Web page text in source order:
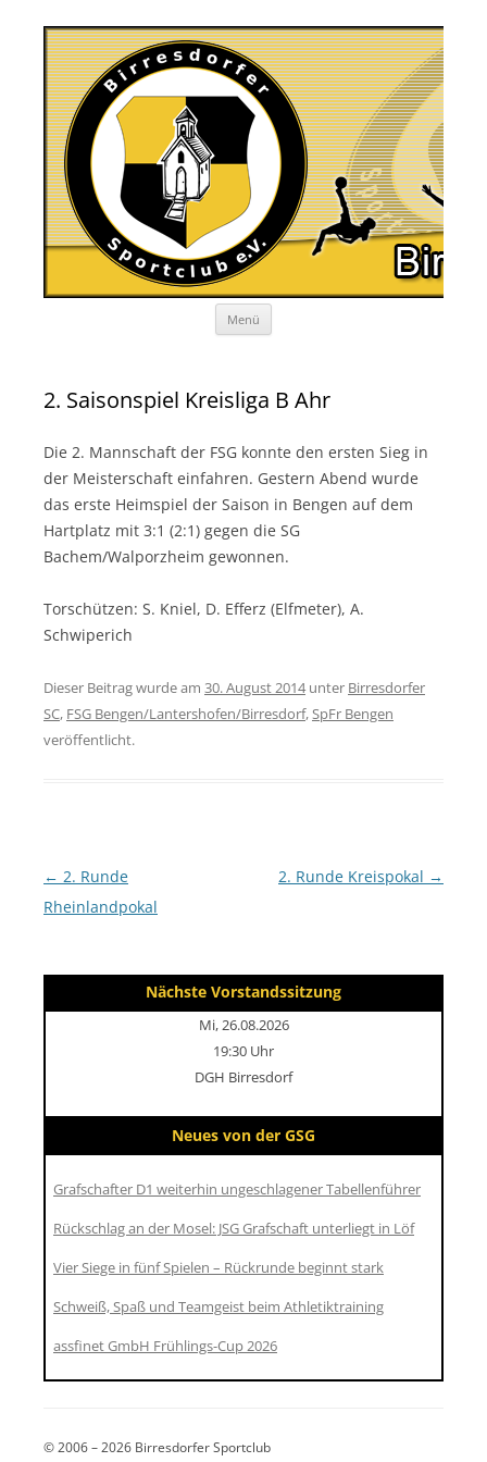
Menü
2. Saisonspiel Kreisliga B Ahr
Die 2. Mannschaft der FSG konnte den ersten Sieg in
der Meisterschaft einfahren. Gestern Abend wurde
das erste Heimspiel der Saison in Bengen auf dem
Hartplatz mit 3:1 (2:1) gegen die SG
Bachem/Walporzheim gewonnen.
Torschützen: S. Kniel, D. Efferz (Elfmeter), A.
Schwiperich
Dieser Beitrag wurde am 30. August 2014unter Birresdorfer
SC, FSG Bengen/Lantershofen/Birresdorf,SpFr Bengen
veröffentlicht.
Beitragsnavigation
← 2. Runde
Rheinlandpokal
2. Runde Kreispokal →
Nächste Vorstandssitzung
Mi, 26.08.2026
19:30 Uhr
DGH Birresdorf
Neues von der GSG
Grafschafter D1 weiterhin ungeschlagener Tabellenführer
Rückschlag an der Mosel: JSG Grafschaft unterliegt in Löf
Vier Siege in fünf Spielen – Rückrunde beginnt stark
Schweiß, Spaß und Teamgeist beim Athletiktraining
assfinet GmbH Frühlings-Cup 2026
© 2006 – 2026 Birresdorfer Sportclub